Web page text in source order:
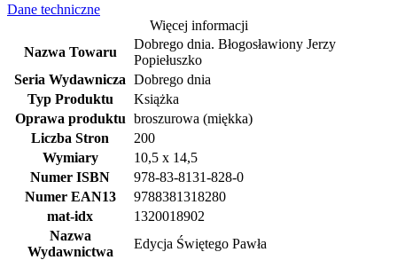
Dane techniczne
Więcej informacji
Nazwa Towaru
Dobrego dnia. Błogosławiony Jerzy
Popiełuszko
Seria Wydawnicza Dobrego dnia
Typ Produktu
Książka
Oprawa produktu broszurowa (miękka)
Liczba Stron
200
Wymiary
10,5 x 14,5
Numer ISBN
978-83-8131-828-0
Numer EAN13
9788381318280
mat-idx
1320018902
Nazwa
Wydawnictwa
Edycja Świętego Pawła